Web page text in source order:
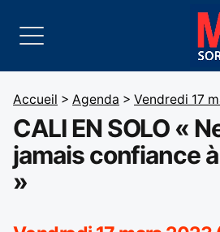
Accueil > Agenda > Vendredi 17
CALI EN SOLO «
jamais confiance
»